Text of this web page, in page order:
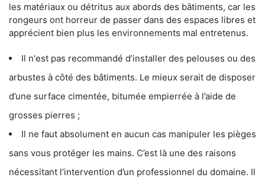
les matériaux ou détritus aux abords des bâtiments, car les
rongeurs ont horreur de passer dans des espaces libres et
apprécient bien plus les environnements mal entretenus.
Il n'est pas recommandé d’installer des pelouses ou des
arbustes à côté des bâtiments. Le mieux serait de disposer
d’une surface cimentée, bitumée empierrée à l’aide de
grosses pierres ;
Il ne faut absolument en aucun cas manipuler les pièges
sans vous protéger les mains. C’est là une des raisons
nécessitant l’intervention d’un professionnel du domaine. Il